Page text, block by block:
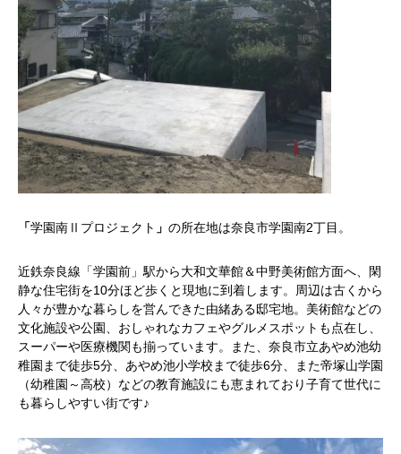
「学園南Ⅱプロジェクト 」 の所在地は奈良市学園南2丁目。
近鉄奈良線「学園前」駅から大和文華館＆中野美術館方面へ、閑
静な住宅街を10分ほど歩くと現地に到着します。周辺は古くから
人々が豊かな暮らしを営んできた由緒ある邸宅地。美術館などの
文化施設や公園、おしゃれなカフェやグルメスポットも点在し、
スーパーや医療機関も揃っています。また、奈良市立あやめ池幼
稚園まで徒歩5分、あやめ池小学校まで徒歩6分、また帝塚山学園
（幼稚園～高校）などの教育施設にも恵まれており子育て世代に
も暮らしやすい街です♪